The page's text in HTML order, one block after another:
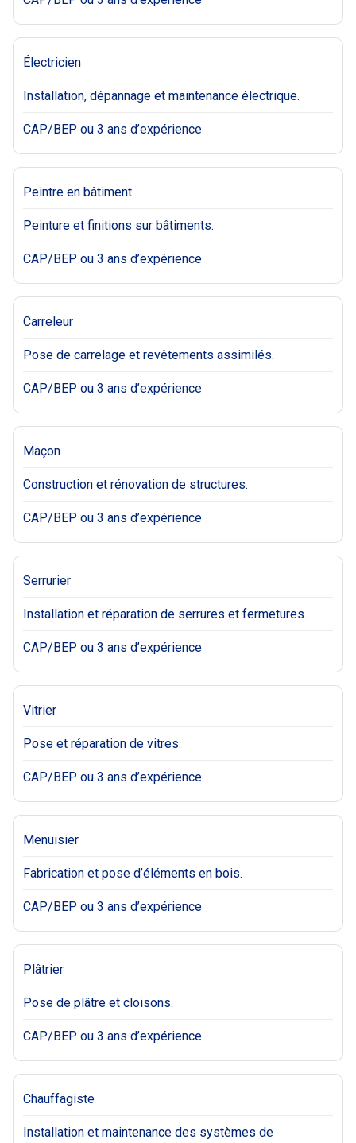
Électricien
Installation, dépannage et maintenance électrique.
CAP/BEP ou 3 ans d’expérience
Peintre en bâtiment
Peinture et finitions sur bâtiments.
CAP/BEP ou 3 ans d’expérience
Carreleur
Pose de carrelage et revêtements assimilés.
CAP/BEP ou 3 ans d’expérience
Maçon
Construction et rénovation de structures.
CAP/BEP ou 3 ans d’expérience
Serrurier
Installation et réparation de serrures et fermetures.
CAP/BEP ou 3 ans d’expérience
Vitrier
Pose et réparation de vitres.
CAP/BEP ou 3 ans d’expérience
Menuisier
Fabrication et pose d’éléments en bois.
CAP/BEP ou 3 ans d’expérience
Plâtrier
Pose de plâtre et cloisons.
CAP/BEP ou 3 ans d’expérience
Chauffagiste
Installation et maintenance des systèmes de